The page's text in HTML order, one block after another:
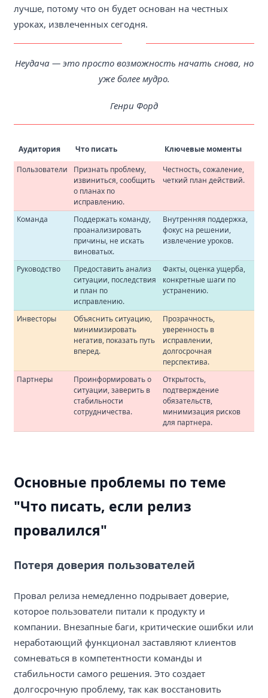
лучше, потому что он будет основан на честных
уроках, извлеченных сегодня.
Неудача — это просто возможность начать снова, но
уже более мудро.
Генри Форд
Аудитория Что писать
Ключевые моменты
Пользователи
Признать проблему,
извиниться, сообщить
о планах по
исправлению.
Честность, сожаление,
четкий план действий.
Команда
Поддержать команду,
проанализировать
причины, не искать
виноватых.
Внутренняя поддержка,
фокус на решении,
извлечение уроков.
Руководство
Предоставить анализ
ситуации, последствия
и план по
исправлению.
Факты, оценка ущерба,
конкретные шаги по
устранению.
Инвесторы
Объяснить ситуацию,
минимизировать
негатив, показать путь
вперед.
Прозрачность,
уверенность в
исправлении,
долгосрочная
перспектива.
Партнеры
Проинформировать о
ситуации, заверить в
стабильности
сотрудничества.
Открытость,
подтверждение
обязательств,
минимизация рисков
для партнера.
Основные проблемы по теме
"Что писать, если релиз
провалился"
Потеря доверия пользователей
Провал релиза немедленно подрывает доверие,
которое пользователи питали к продукту и
компании. Внезапные баги, критические ошибки или
неработающий функционал заставляют клиентов
сомневаться в компетентности команды и
стабильности самого решения. Это создает
долгосрочную проблему, так как восстановить